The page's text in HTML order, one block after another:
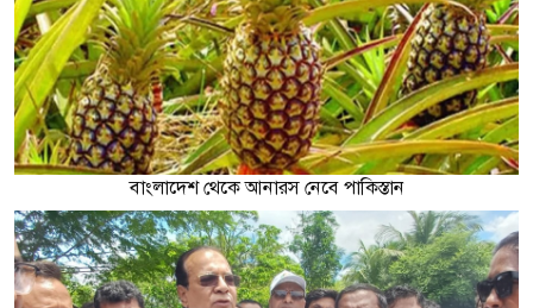
বাংলাদেশ থেকে আনারস নেবে পাকিস্তান